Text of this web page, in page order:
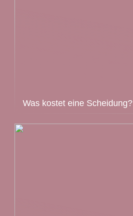
Was kostet eine Scheidung?